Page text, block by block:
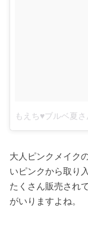
もえち♥ブルベ夏
大人ピンクメイク
いピンクから取り
たくさん販売され
がいりますよね。